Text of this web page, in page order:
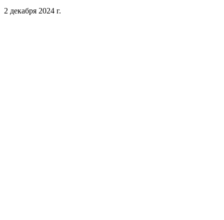
2 декабря 2024 г.